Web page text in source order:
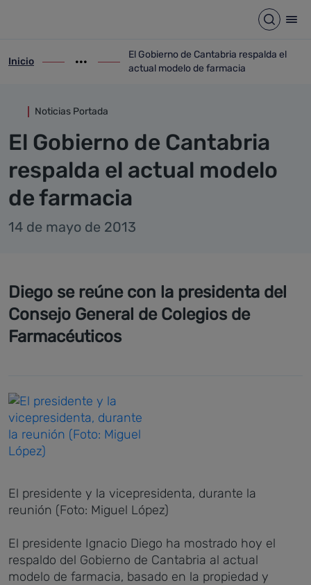
Abrir
ir-a inicio
Inicio
Mostrar opciones del camino de migas
ir-a El Gobierno de Cantabria respalda
El Gobierno de Cantabria respalda el
actual modelo de farmacia
Noticias Portada
El Gobierno de Cantabria
respalda el actual modelo
de farmacia
14 de mayo de 2013
Diego se reúne con la presidenta del
Consejo General de Colegios de
Farmacéuticos
El presidente y la vicepresidenta, durante la
reunión (Foto: Miguel López)
El presidente Ignacio Diego ha mostrado hoy el
respaldo del Gobierno de Cantabria al actual
modelo de farmacia, basado en la propiedad y